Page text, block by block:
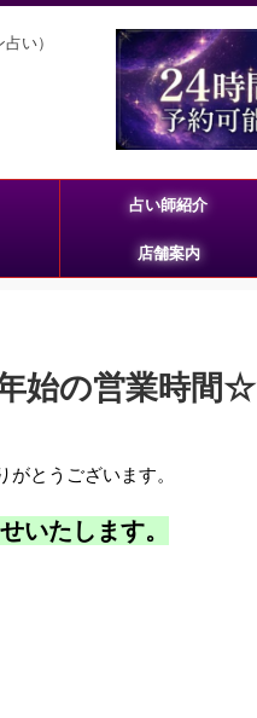
い）
占い師紹介
店舗案内
始の営業時間☆
とうございます。
いたします。